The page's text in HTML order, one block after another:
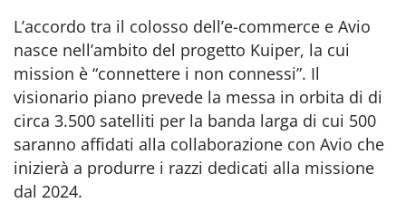
L’accordo tra il colosso dell’e-commerce e Avio
nasce nell’ambito del progetto Kuiper, la cui
mission è “connettere i non connessi”. Il
visionario piano prevede la messa in orbita di di
circa 3.500 satelliti per la banda larga di cui 500
saranno affidati alla collaborazione con Avio che
inizierà a produrre i razzi dedicati alla missione
dal 2024.